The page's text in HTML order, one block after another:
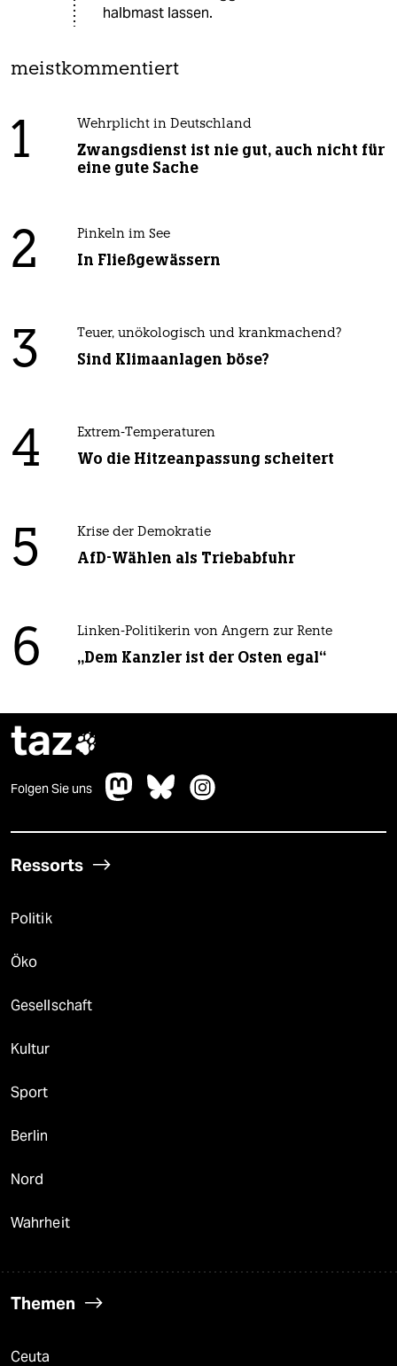
halbmast lassen.
meistkommentiert
1 Wehrplicht in Deutschland
Zwangsdienst ist nie gut, auch nicht für
eine gute Sache
2 Pinkeln im See
In Fließgewässern
3 Teuer, unökologisch und krankmachend?
Sind Klimaanlagen böse?
4 Extrem-Temperaturen
Wo die Hitzeanpassung scheitert
5 Krise der Demokratie
AfD-Wählen als Triebabfuhr
6 Linken-Politikerin von Angern zur Rente
„Dem Kanzler ist der Osten egal“
taz
Folgen Sie uns
Ressorts
Politik
Öko
Gesellschaft
Kultur
Sport
Berlin
Nord
Wahrheit
Themen
Ceuta